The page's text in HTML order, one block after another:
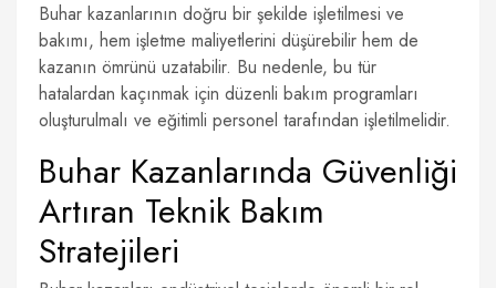
Buhar kazanlarının doğru bir şekilde işletilmesi ve
bakımı, hem işletme maliyetlerini düşürebilir hem de
kazanın ömrünü uzatabilir. Bu nedenle, bu tür
hatalardan kaçınmak için düzenli bakım programları
oluşturulmalı ve eğitimli personel tarafından işletilmelidir.
Buhar Kazanlarında Güvenliği
Artıran Teknik Bakım
Stratejileri